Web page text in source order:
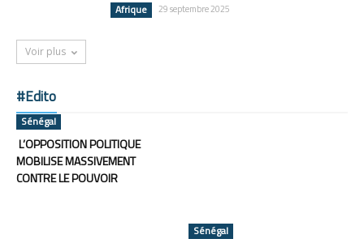
Afrique 29 septembre 2025
Voir plus
#Edito
Sénégal
L’OPPOSITION POLITIQUE
MOBILISE MASSIVEMENT
CONTRE LE POUVOIR
Sénégal